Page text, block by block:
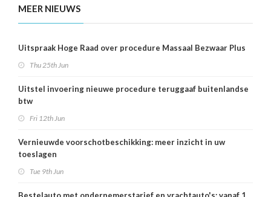
MEER NIEUWS
Uitspraak Hoge Raad over procedure Massaal Bezwaar Plus
Thu 25th Jun
Uitstel invoering nieuwe procedure teruggaaf buitenlandse
btw
Fri 12th Jun
Vernieuwde voorschotbeschikking: meer inzicht in uw
toeslagen
Tue 9th Jun